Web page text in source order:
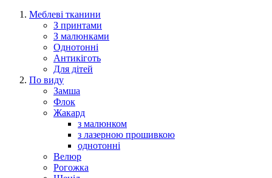
Меблеві тканини
З принтами
З малюнками
Однотонні
Антикіготь
Для дітей
По виду
Замша
Флок
Жакард
з малюнком
з лазерною прошивкою
однотонні
Велюр
Рогожка